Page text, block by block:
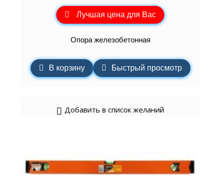
Лучшая цена для Вас
Опора железобетонная
В корзину Быстрый просмотр
Добавить в список желаний